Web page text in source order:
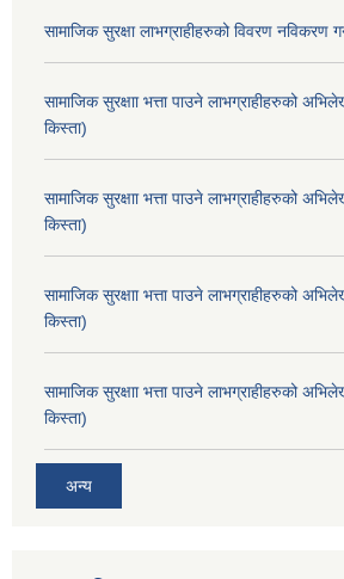
सामाजिक सुरक्षा लाभग्राहीहरुको विवरण नविकरण
सामाजिक सुरक्षाा भत्ता पाउने लाभग्राहीहरुको
किस्ता)
सामाजिक सुरक्षाा भत्ता पाउने लाभग्राहीहरुको
किस्ता)
सामाजिक सुरक्षाा भत्ता पाउने लाभग्राहीहरुको
किस्ता)
सामाजिक सुरक्षाा भत्ता पाउने लाभग्राहीहरुको
किस्ता)
अन्य